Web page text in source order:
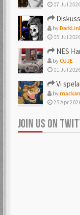
07 Jul
by
05 Jul
NES
byOJJE
01 Jul
Vi
bymackan
25 Apr
JOIN US ON